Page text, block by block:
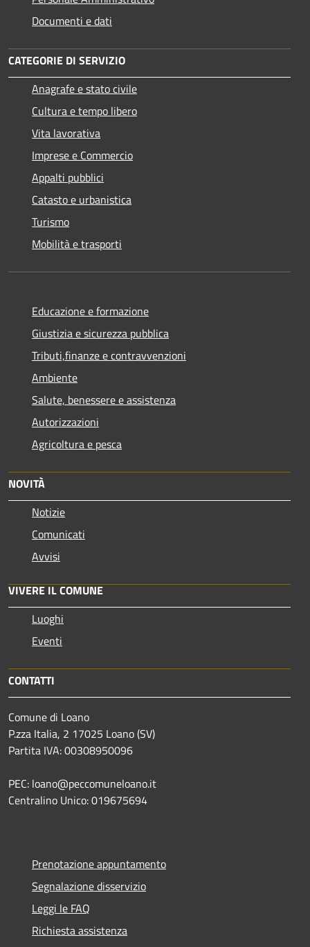
Documenti e dati
CATEGORIE DI SERVIZIO
Anagrafe e stato civile
Cultura e tempo libero
Vita lavorativa
Imprese e Commercio
Appalti pubblici
Catasto e urbanistica
Turismo
Mobilità e trasporti
Educazione e formazione
Giustizia e sicurezza pubblica
Tributi,finanze e contravvenzioni
Ambiente
Salute, benessere e assistenza
Autorizzazioni
Agricoltura e pesca
NOVITÀ
Notizie
Comunicati
Avvisi
VIVERE IL COMUNE
Luoghi
Eventi
CONTATTI
Comune di Loano
P.zza Italia, 2 17025 Loano (SV)
Partita IVA: 00308950096
PEC: loano@peccomuneloano.it
Centralino Unico: 019675694
Prenotazione appuntamento
Segnalazione disservizio
Leggi le FAQ
Richiesta assistenza